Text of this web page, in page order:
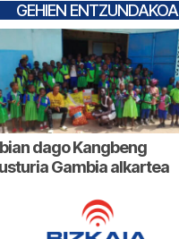
GEHIEN ENTZUNDAKOA
dago Kangbeng
Gambia alkartea